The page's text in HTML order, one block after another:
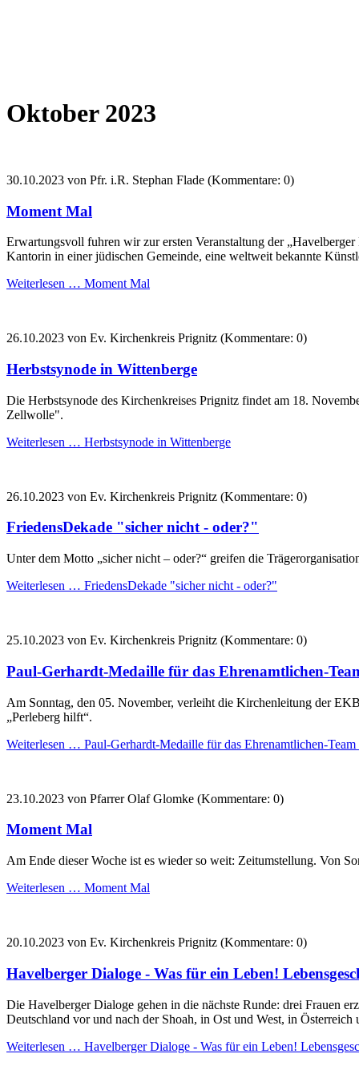
Oktober 2023
30.10.2023 von Pfr. i.R. Stephan Flade (Kommentare: 0)
Moment Mal
Erwartungsvoll fuhren wir zur ersten Veranstaltung der
Kantorin in einer jüdischen Gemeinde, eine weltweit bekannte
Weiterlesen … Moment Mal
26.10.2023 von Ev. Kirchenkreis Prignitz (Kommentare: 0)
Herbstsynode in Wittenberge
Die Herbstsynode des Kirchenkreises Prignitz findet am 18.
Zellwolle".
Weiterlesen … Herbstsynode in Wittenberge
26.10.2023 von Ev. Kirchenkreis Prignitz (Kommentare: 0)
FriedensDekade "sicher nicht - oder?"
Unter dem Motto „sicher nicht – oder?“ greifen die
Weiterlesen … FriedensDekade "sicher nicht - oder?"
25.10.2023 von Ev. Kirchenkreis Prignitz (Kommentare: 0)
Paul-Gerhardt-Medaille für das Ehrenamtlichen-
Am Sonntag, den 05. November, verleiht die Kirchenleitung der
„Perleberg hilft“.
Weiterlesen … Paul-Gerhardt-Medaille für das Ehrenamtlichen-Team
23.10.2023 von Pfarrer Olaf Glomke (Kommentare: 0)
Moment Mal
Am Ende dieser Woche ist es wieder so weit: Zeitumstellung. Von
Weiterlesen … Moment Mal
20.10.2023 von Ev. Kirchenkreis Prignitz (Kommentare: 0)
Havelberger Dialoge - Was für ein Leben!
Die Havelberger Dialoge gehen in die nächste Runde: drei Frauen
Deutschland vor und nach der Shoah, in Ost und West, in Österreich
Weiterlesen … Havelberger Dialoge - Was für ein Leben!